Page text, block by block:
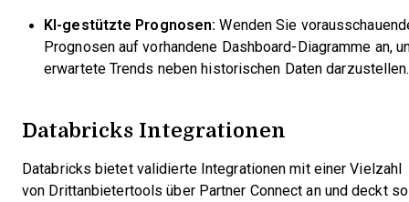
KI-gestützte Prognosen: Wenden Sie
Prognosen auf vorhandene Dashboard-Diagramme an,
erwartete Trends neben historischen Daten darzustellen.
Databricks Integrationen
Databricks bietet validierte Integrationen mit einer Vielzahl
von Drittanbietertools über Partner Connect an und deckt so